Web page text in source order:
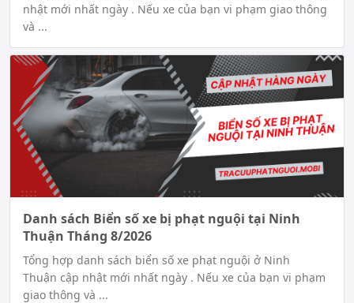
nhật mới nhất ngày . Nếu xe của bạn vi phạm giao thông
và ...
Danh sách Biển số xe bị phạt nguội tại Ninh
Thuận Tháng 8/2026
Tổng hợp danh sách biển số xe phạt nguội ở Ninh
Thuận cập nhật mới nhất ngày . Nếu xe của bạn vi phạm
giao thông và ...